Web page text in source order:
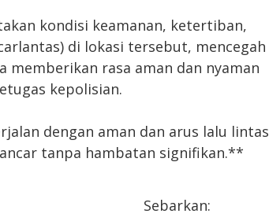
kondisi keamanan, ketertiban,
di lokasi tersebut, mencegah
memberikan rasa aman dan nyaman
kepolisian.
dengan aman dan arus lalu lintas
tanpa hambatan signifikan.**
Sebarkan: